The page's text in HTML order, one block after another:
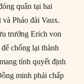
quân tại hai
Pháo đài Vaux.
trưởng Erich von
chống lại thành
tính quyết định
minh phải chấp